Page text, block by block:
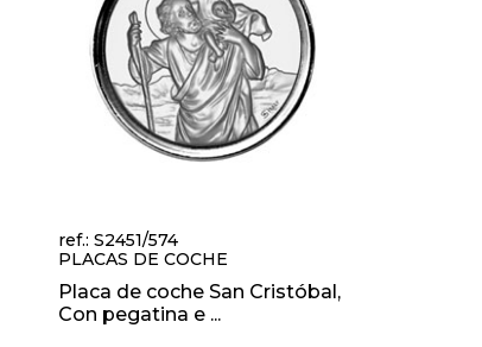
ref.: S2451/574
PLACAS DE COCHE
Placa de coche San Cristóbal,
Con pegatina e ...